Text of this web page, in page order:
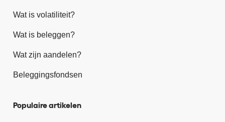
Wat is volatiliteit?
Wat is beleggen?
Wat zijn aandelen?
Beleggingsfondsen
Populaire artikelen